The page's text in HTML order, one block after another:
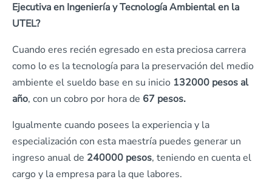
Ejecutiva en Ingeniería y Tecnología Ambiental en la
UTEL?
Cuando eres recién egresado en esta preciosa carrera
como lo es la tecnología para la preservación del medio
ambiente el sueldo base en su inicio 132000 pesos al
año, con un cobro por hora de 67 pesos.
Igualmente cuando posees la experiencia y la
especialización con esta maestría puedes generar un
ingreso anual de 240000 pesos, teniendo en cuenta el
cargo y la empresa para la que labores.